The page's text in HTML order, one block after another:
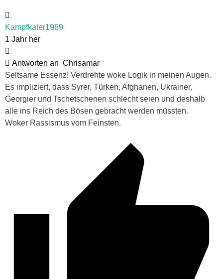
Kampfkater1969
1 Jahr her
Antworten an Chrisamar
Seltsame Essenz! Verdrehte woke Logik in meinen Augen.
Es impliziert, dass Syrer, Türken, Afghanen, Ukrainer,
Georgier und Tschetschenen schlecht seien und deshalb
alle ins Reich des Bösen gebracht werden müssten.
Woker Rassismus vom Feinsten.